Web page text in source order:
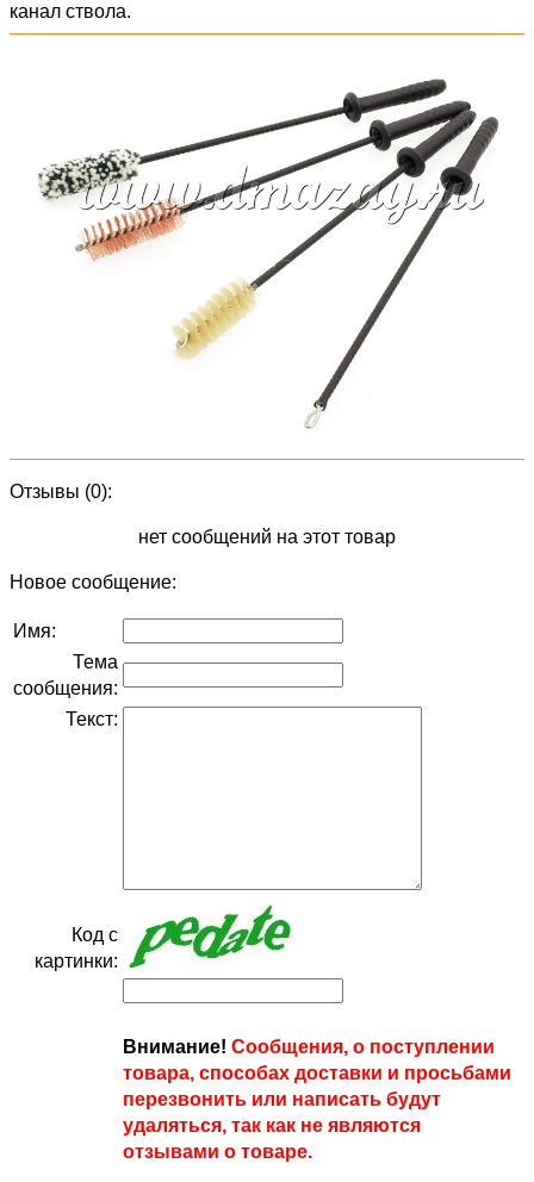
канал ствола.
Отзывы (0):
нет сообщений на этот товар
Новое сообщение:
Имя:
Тема
сообщения:
Текст:
Код с
картинки:
Внимание! Сообщения, о поступлении
товара, способах доставки и просьбами
перезвонить или написать будут
удаляться, так как не являются
отзывами о товаре.